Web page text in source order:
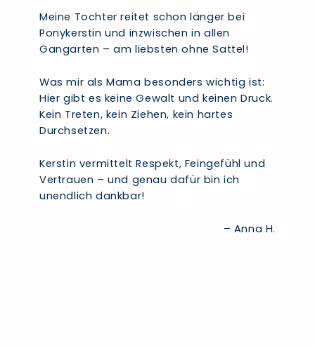
Meine Tochter reitet schon länger bei
Ponykerstin und inzwischen in allen
Gangarten – am liebsten ohne Sattel!
Was mir als Mama besonders wichtig ist:
Hier gibt es keine Gewalt und keinen Druck.
Kein Treten, kein Ziehen, kein hartes
Durchsetzen.
Kerstin vermittelt Respekt, Feingefühl und
Vertrauen – und genau dafür bin ich
unendlich dankbar!
– Anna H.